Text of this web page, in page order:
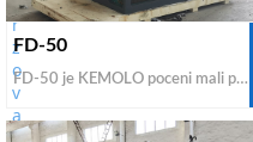
FD-50
FD-50 je KEMOLO poceni mali pilotni sušilnik z zmrzovanjem, ki se razlikuje od domačih sušilnikov z zmrzovanjem, je pilotni sušilnik z zamrzovanjem industrijskega tipa in majhen komercialni tip za preizkus pred množično proizvodnjo za zbiranje podatkov o sušenju z zmrzovanjem in izkušnjo z liofilizacijo. FD-50 majhen zamrzovalni sušilnik je orodje za zaslužek, ne pa gospodinjski aparat.